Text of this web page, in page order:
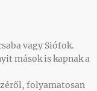
vagy Siófok.
mások is kapnak a
folyamatosan